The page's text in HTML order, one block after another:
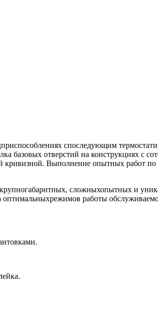
споследующим
базовых отверстий на конструкциях с
кривизной. Выполнение опытных работ
сложныхопытных и
работы